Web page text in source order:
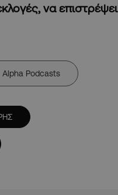
να επιστρέψει
Alpha Podcasts